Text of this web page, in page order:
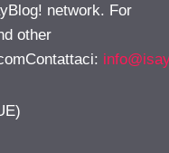
network. For
other
: